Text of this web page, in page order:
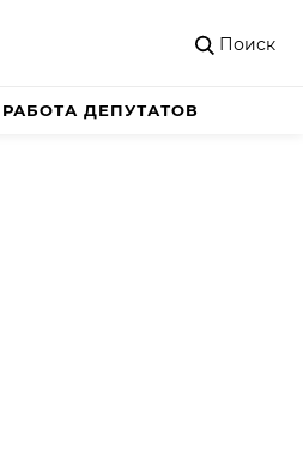
Поиск
РАБОТА ДЕПУТАТОВ